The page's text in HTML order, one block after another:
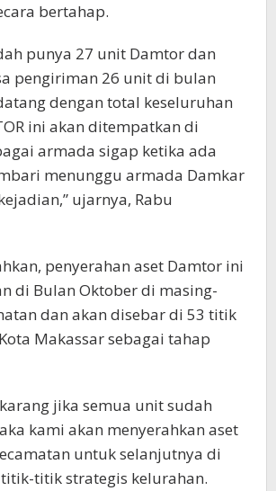
bertahap.
punya 27 unit Damtor dan
pengiriman 26 unit di bulan
dengan total keseluruhan
ini akan ditempatkan di
armada sigap ketika ada
menunggu armada Damkar
ujarnya, Rabu
penyerahan aset Damtor ini
di Bulan Oktober di masing-
dan akan disebar di 53 titik
Makassar sebagai tahap
jika semua unit sudah
kami akan menyerahkan aset
untuk selanjutnya di
titik strategis kelurahan.